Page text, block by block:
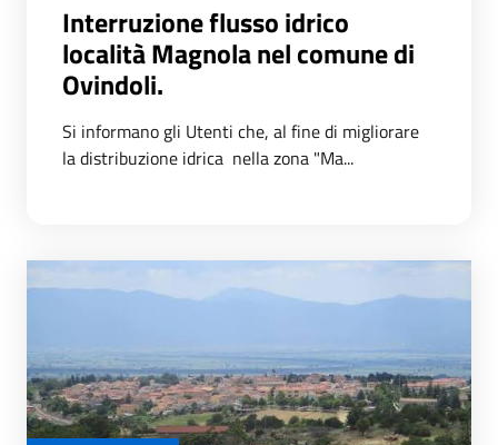
Interruzione flusso idrico
località Magnola nel comune di
Ovindoli.
Si informano gli Utenti che, al fine di migliorare
la distribuzione idrica nella zona "Ma...